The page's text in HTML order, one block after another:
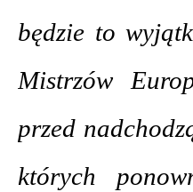
będzie to
Mistrzów
przed
których